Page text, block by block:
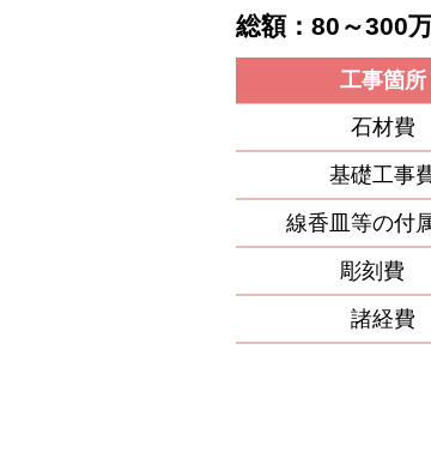
総額：80～300
工事箇所
石材費
基礎工事
線香皿等の付
彫刻費
諸経費